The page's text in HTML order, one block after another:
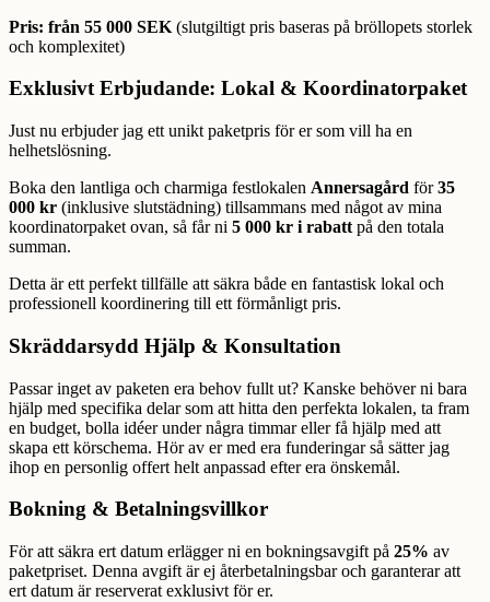
Pris: från 55 000 SEK (slutgiltigt pris baseras på bröllopets storlek
och komplexitet)
Exklusivt Erbjudande: Lokal & Koordinatorpaket
Just nu erbjuder jag ett unikt paketpris för er som vill ha en
helhetslösning.
Boka den lantliga och charmiga festlokalen Annersagård för35
000 kr (inklusive slutstädning) tillsammans med något av mina
koordinatorpaket ovan, så får ni 5 000 kr i rabatt på den totala
summan.
Detta är ett perfekt tillfälle att säkra både en fantastisk lokal och
professionell koordinering till ett förmånligt pris.
Skräddarsydd Hjälp & Konsultation
Passar inget av paketen era behov fullt ut? Kanske behöver ni bara
hjälp med specifika delar som att hitta den perfekta lokalen, ta fram
en budget, bolla idéer under några timmar eller få hjälp med att
skapa ett körschema. Hör av er med era funderingar så sätter jag
ihop en personlig offert helt anpassad efter era önskemål.
Bokning & Betalningsvillkor
För att säkra ert datum erlägger ni en bokningsavgift på 25% av
paketpriset. Denna avgift är ej återbetalningsbar och garanterar att
ert datum är reserverat exklusivt för er.